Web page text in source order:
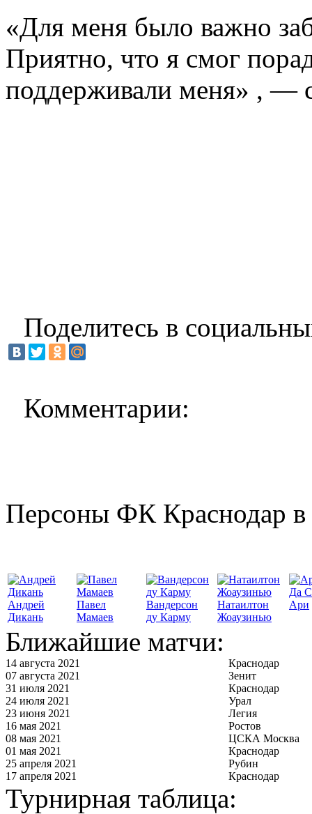
«Для меня было важно
Приятно, что я смог
поддерживали меня» , —
Поделитесь в
Комментарии:
Персоны ФК Краснодар в
Андрей
Дикань
Павел
Мамаев
Вандерсон
ду Карму
Натаилтон
Жоаузинью
Да
Ари
Ближайшие матчи:
14 августа 2021
Краснодар
07 августа 2021
Зенит
31 июля 2021
Краснодар
24 июля 2021
Урал
23 июня 2021
Легия
16 мая 2021
Ростов
08 мая 2021
ЦСКА Москва
01 мая 2021
Краснодар
25 апреля 2021
Рубин
17 апреля 2021
Краснодар
Турнирная таблица: